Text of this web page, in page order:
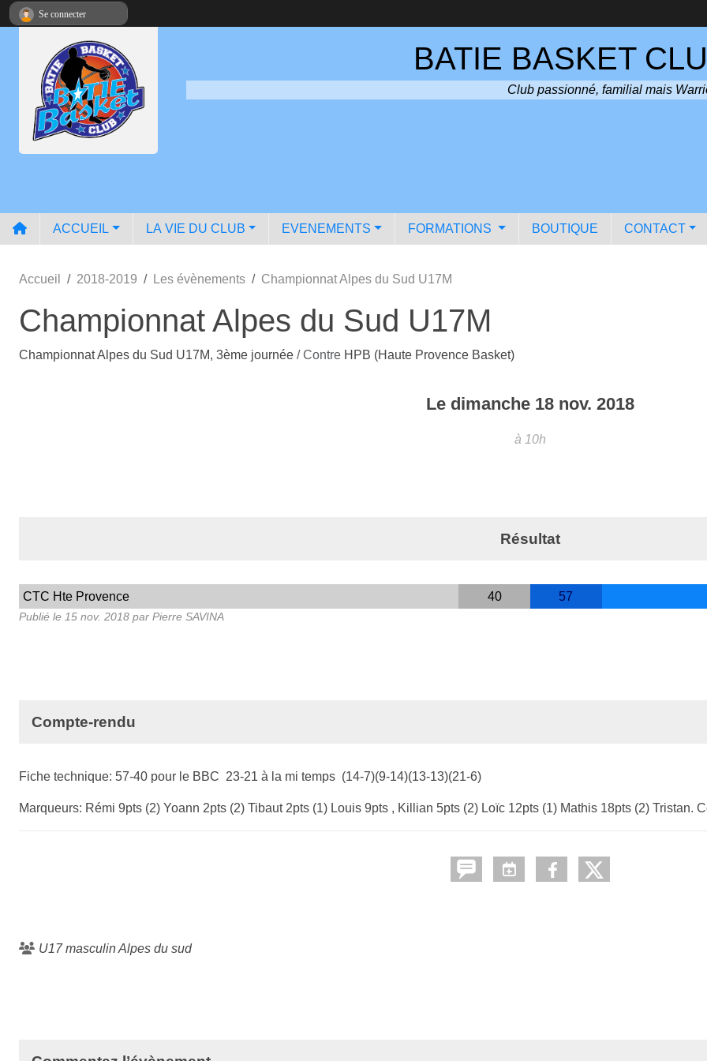
BATIE BASKET
Club passionné, familial mais
ACCUEIL LA VIE DU CLUB EVENEMENTS FORMATIONS BOUTIQUE CONTACT
Accueil 2018-2019 Les évènements Championnat Alpes du Sud U17M
Championnat Alpes du Sud U17M
Championnat Alpes du Sud U17M, 3ème journée / Contre HPB (Haute Provence Basket)
Le dimanche 18 nov. 2018
à 10h
Résultat
CTC Hte Provence 40 57
Publié le 15 nov. 2018 par Pierre SAVINA
Compte-rendu
Fiche technique: 57-40 pour le BBC 23-21 à la mi temps (14-7)(9-14)(13-13)(21-6)
Marqueurs: Rémi 9pts (2) Yoann 2pts (2) Tibaut 2pts (1) Louis 9pts , Killian 5pts (2) Loïc 12pts (1) Mathis 18pts (2)
U17 masculin Alpes du sud
Se connecter
Panneau de gestion des cookies